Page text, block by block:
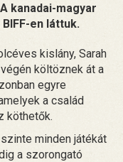
kanadai-magyar
en láttuk.
kislány, Sarah
költöznek át a
egyre
a család
köthetők.
minden játékát
a szorongató